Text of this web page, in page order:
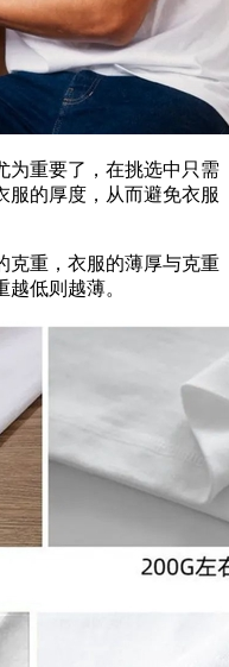
重要了，在挑选中只需
服的厚度，从而避免衣服
重，衣服的薄厚与克重
低则越薄。